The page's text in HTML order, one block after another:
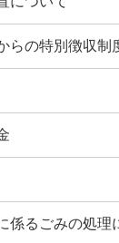
らの特別徴収制
係るごみの処理